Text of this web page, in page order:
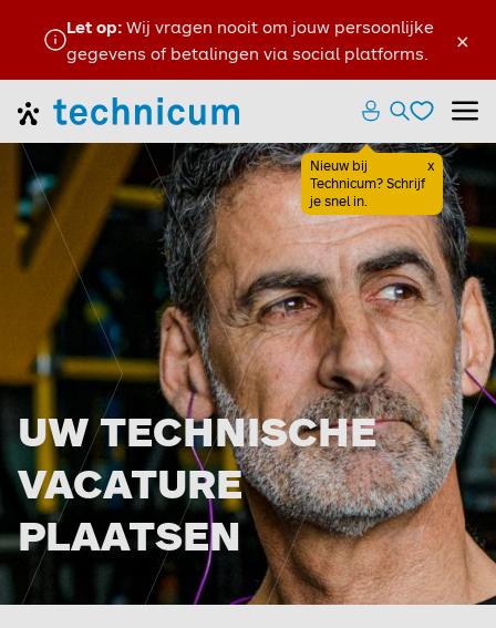
×
Let op: Wij vragen nooit om jouw persoonlijke
gegevens of betalingen via social platforms.
Home
Nieuw bij
Technicum? Schrijf
je snel in.
x
Sluiten
Zoeken
UW TECHNISCHE
VACATURE
PLAATSEN